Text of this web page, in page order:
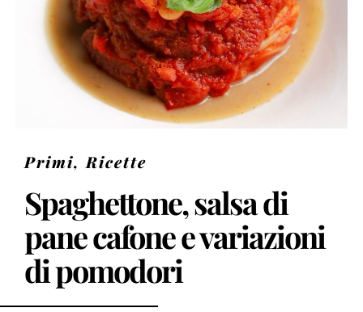
Primi, Ricette
Spaghettone, salsa di
pane cafone e variazioni
di pomodori